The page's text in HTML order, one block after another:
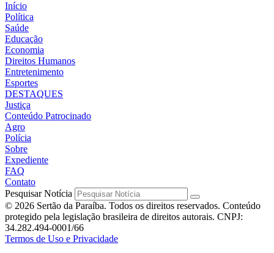
Início
Política
Saúde
Educação
Economia
Direitos Humanos
Entretenimento
Esportes
DESTAQUES
Justiça
Conteúdo Patrocinado
Agro
Polícia
Sobre
Expediente
FAQ
Contato
Pesquisar Notícia
© 2026 Sertão da Paraíba. Todos os direitos reservados. Conteúdo
protegido pela legislação brasileira de direitos autorais. CNPJ:
34.282.494-0001/66
Termos de Uso e Privacidade